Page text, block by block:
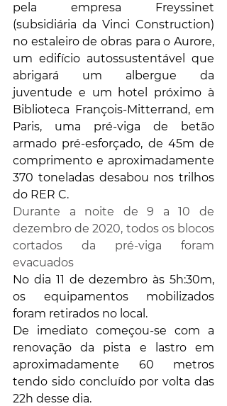
pela empresa Freyssinet
(subsidiária da Vinci Construction)
no estaleiro de obras para o Aurore,
um edifício autossustentável que
abrigará um albergue da
juventude e um hotel próximo à
Biblioteca François-Mitterrand, em
Paris, uma pré-viga de betão
armado pré-esforçado, de 45m de
comprimento e aproximadamente
370 toneladas desabou nos trilhos
do RER C.
Durante a noite de 9 a 10 de
dezembro de 2020, todos os blocos
cortados da pré-viga foram
evacuados
No dia 11 de dezembro às 5h:30m,
os equipamentos mobilizados
foram retirados no local.
De imediato começou-se com a
renovação da pista e lastro em
aproximadamente 60 metros
tendo sido concluído por volta das
22h desse dia.